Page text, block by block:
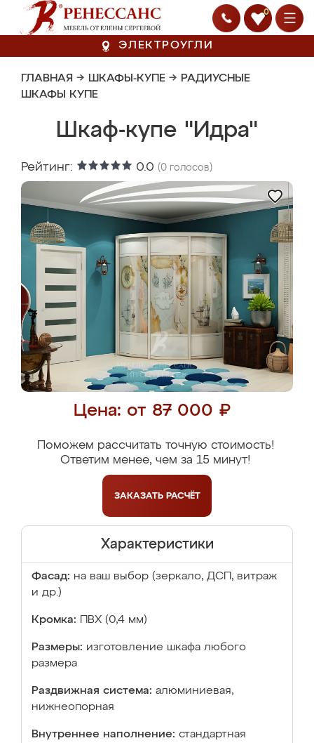
0
ЭЛЕКТРОУГЛИ
ГЛАВНАЯ → ШКАФЫ-КУПЕ → РАДИУСНЫЕ
ШКАФЫ КУПЕ
Шкаф-купе "Идра"
Рейтинг: 0.0 (0 голосов)
Цена: от 87 000 ₽
Поможем рассчитать точную стоимость!
Ответим менее, чем за 15 минут!
ЗАКАЗАТЬ РАСЧЁТ
Характеристики
Фасад: на ваш выбор (зеркало, ДСП, витраж
и др.)
Кромка: ПВХ (0,4 мм)
Размеры: изготовление шкафа любого
размера
Раздвижная система: алюминиевая,
нижнеопорная
Внутреннее наполнение: стандартная